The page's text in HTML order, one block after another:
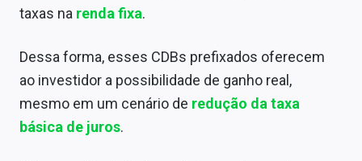
taxas na renda fixa.
Dessa forma, esses CDBs prefixados oferecem
ao investidor a possibilidade de ganho real,
mesmo em um cenário de redução da taxa
básica de juros.